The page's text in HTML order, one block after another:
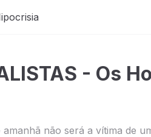
- Os
não será a vítima de